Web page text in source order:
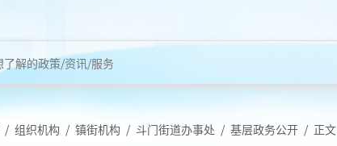
/ 组织机构 / 镇街机构 / 斗门街道办事处 / 基层政务公开 / 正文